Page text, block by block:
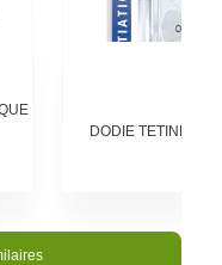
DODIE TETINE